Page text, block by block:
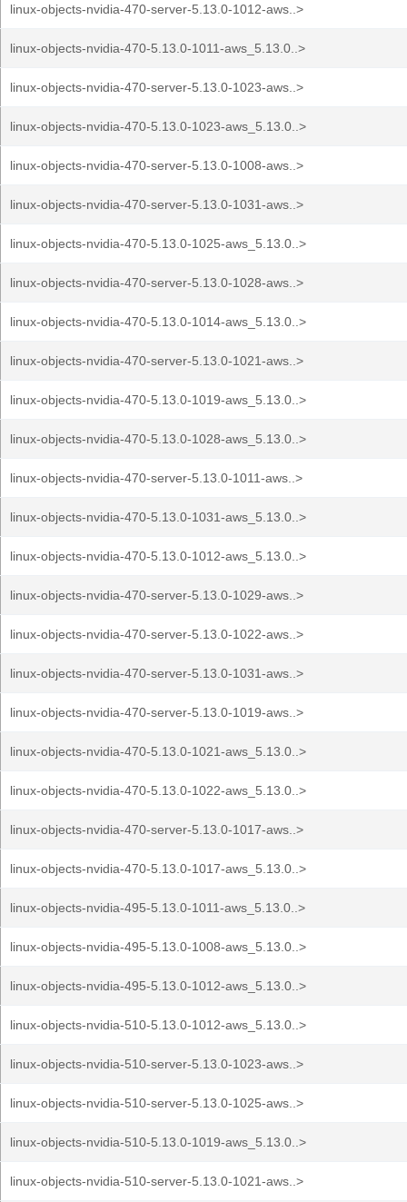
linux-objects-nvidia-470-server-5.13.0-1012-aws..>
linux-objects-nvidia-470-5.13.0-1011-aws_5.13.0..>
linux-objects-nvidia-470-server-5.13.0-1023-aws..>
linux-objects-nvidia-470-5.13.0-1023-aws_5.13.0..>
linux-objects-nvidia-470-server-5.13.0-1008-aws..>
linux-objects-nvidia-470-server-5.13.0-1031-aws..>
linux-objects-nvidia-470-5.13.0-1025-aws_5.13.0..>
linux-objects-nvidia-470-server-5.13.0-1028-aws..>
linux-objects-nvidia-470-5.13.0-1014-aws_5.13.0..>
linux-objects-nvidia-470-server-5.13.0-1021-aws..>
linux-objects-nvidia-470-5.13.0-1019-aws_5.13.0..>
linux-objects-nvidia-470-5.13.0-1028-aws_5.13.0..>
linux-objects-nvidia-470-server-5.13.0-1011-aws..>
linux-objects-nvidia-470-5.13.0-1031-aws_5.13.0..>
linux-objects-nvidia-470-5.13.0-1012-aws_5.13.0..>
linux-objects-nvidia-470-server-5.13.0-1029-aws..>
linux-objects-nvidia-470-server-5.13.0-1022-aws..>
linux-objects-nvidia-470-server-5.13.0-1031-aws..>
linux-objects-nvidia-470-server-5.13.0-1019-aws..>
linux-objects-nvidia-470-5.13.0-1021-aws_5.13.0..>
linux-objects-nvidia-470-5.13.0-1022-aws_5.13.0..>
linux-objects-nvidia-470-server-5.13.0-1017-aws..>
linux-objects-nvidia-470-5.13.0-1017-aws_5.13.0..>
linux-objects-nvidia-495-5.13.0-1011-aws_5.13.0..>
linux-objects-nvidia-495-5.13.0-1008-aws_5.13.0..>
linux-objects-nvidia-495-5.13.0-1012-aws_5.13.0..>
linux-objects-nvidia-510-5.13.0-1012-aws_5.13.0..>
linux-objects-nvidia-510-server-5.13.0-1023-aws..>
linux-objects-nvidia-510-server-5.13.0-1025-aws..>
linux-objects-nvidia-510-5.13.0-1019-aws_5.13.0..>
linux-objects-nvidia-510-server-5.13.0-1021-aws..>